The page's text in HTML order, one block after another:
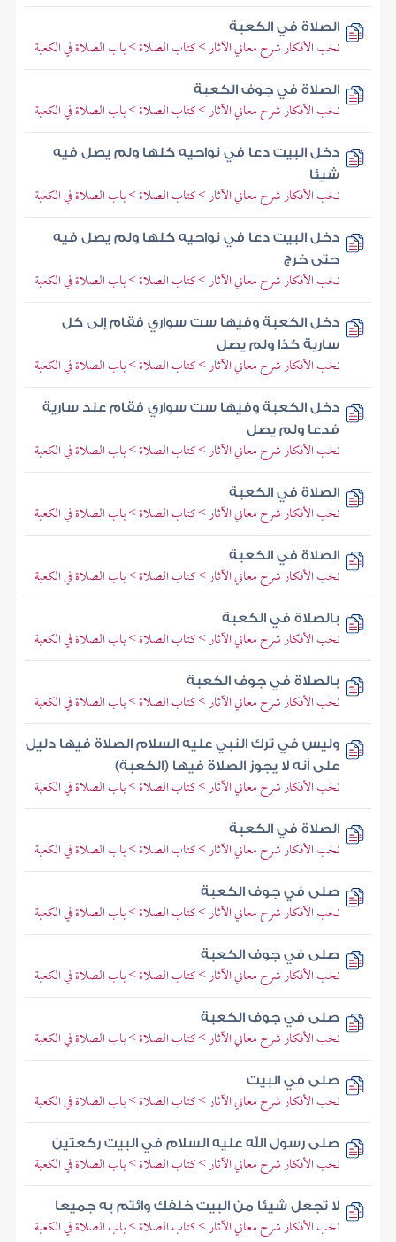
الصلاة في الكعبة
نخب الأفكار شرح معاني الآثار > كتاب الصلاة > باب الصلاة في الكعبة
الصلاة في جوف الكعبة
نخب الأفكار شرح معاني الآثار > كتاب الصلاة > باب الصلاة في الكعبة
دخل البيت دعا في نواحيه كلها ولم يصل فيه
شيئا
نخب الأفكار شرح معاني الآثار > كتاب الصلاة > باب الصلاة في الكعبة
دخل البيت دعا في نواحيه كلها ولم يصل فيه
حتى خرج
نخب الأفكار شرح معاني الآثار > كتاب الصلاة > باب الصلاة في الكعبة
دخل الكعبة وفيها ست سواري فقام إلى كل
سارية كذا ولم يصل
نخب الأفكار شرح معاني الآثار > كتاب الصلاة > باب الصلاة في الكعبة
دخل الكعبة وفيها ست سواري فقام عند سارية
فدعا ولم يصل
نخب الأفكار شرح معاني الآثار > كتاب الصلاة > باب الصلاة في الكعبة
الصلاة في الكعبة
نخب الأفكار شرح معاني الآثار > كتاب الصلاة > باب الصلاة في الكعبة
الصلاة في الكعبة
نخب الأفكار شرح معاني الآثار > كتاب الصلاة > باب الصلاة في الكعبة
بالصلاة في الكعبة
نخب الأفكار شرح معاني الآثار > كتاب الصلاة > باب الصلاة في الكعبة
بالصلاة في جوف الكعبة
نخب الأفكار شرح معاني الآثار > كتاب الصلاة > باب الصلاة في الكعبة
وليس في ترك النبي عليه السلام الصلاة فيها دليل
على أنه لا يجوز الصلاة فيها (الكعبة)
نخب الأفكار شرح معاني الآثار > كتاب الصلاة > باب الصلاة في الكعبة
الصلاة في الكعبة
نخب الأفكار شرح معاني الآثار > كتاب الصلاة > باب الصلاة في الكعبة
صلى في جوف الكعبة
نخب الأفكار شرح معاني الآثار > كتاب الصلاة > باب الصلاة في الكعبة
صلى في جوف الكعبة
نخب الأفكار شرح معاني الآثار > كتاب الصلاة > باب الصلاة في الكعبة
صلى في جوف الكعبة
نخب الأفكار شرح معاني الآثار > كتاب الصلاة > باب الصلاة في الكعبة
صلى في البيت
نخب الأفكار شرح معاني الآثار > كتاب الصلاة > باب الصلاة في الكعبة
صلى رسول الله عليه السلام في البيت ركعتين
نخب الأفكار شرح معاني الآثار > كتاب الصلاة > باب الصلاة في الكعبة
لا تجعل شيئا من البيت خلفك وائتم به جميعا
نخب الأفكار شرح معاني الآثار > كتاب الصلاة > باب الصلاة في الكعبة